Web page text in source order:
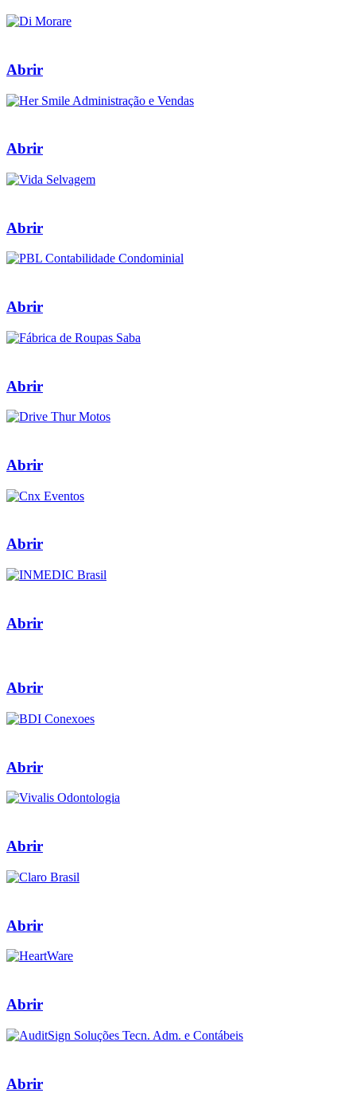
Abrir
Abrir
Abrir
Abrir
Abrir
Abrir
Abrir
Abrir
Abrir
Abrir
Abrir
Abrir
Abrir
Abrir